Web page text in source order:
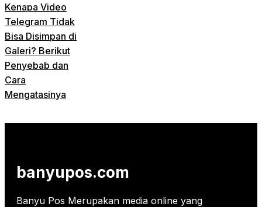
Kenapa Video
Telegram Tidak
Bisa Disimpan di
Galeri? Berikut
Penyebab dan
Cara
Mengatasinya
banyupos.com
Banyu Pos Merupakan media online yang